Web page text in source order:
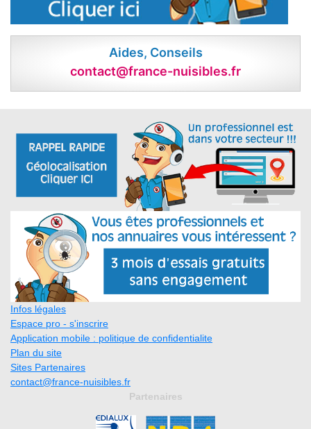
Aides, Conseils
contact@france-nuisibles.fr
Infos légales
Espace pro - s'inscrire
Application mobile : politique de confidentialite
Plan du site
Sites Partenaires
contact@france-nuisibles.fr
Partenaires